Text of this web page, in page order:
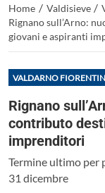
Home / Valdisieve /
Rignano sull’Arno:
giovani e aspiranti
VALDARNO
Rignano
contributo
imprenditori
Termine ultimo per
31 dicembre